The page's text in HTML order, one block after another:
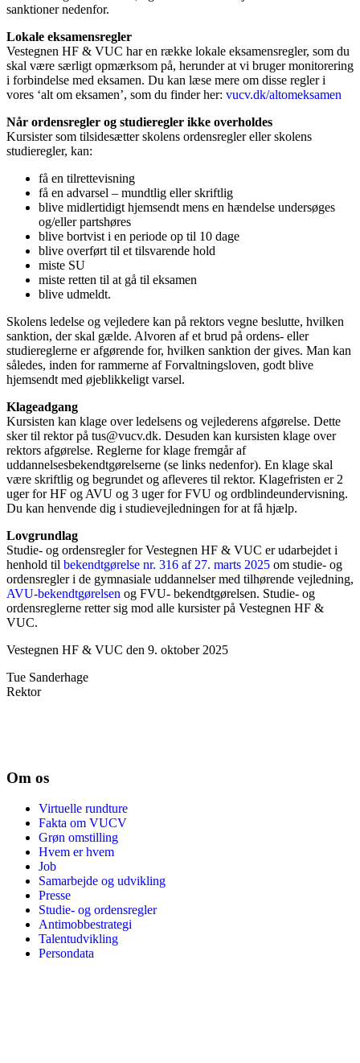
sanktioner nedenfor.
Lokale eksamensregler
Vestegnen HF & VUC har en række lokale eksamensregler, som du
skal være særligt opmærksom på, herunder at vi bruger monitorering
i forbindelse med eksamen. Du kan læse mere om disse regler i
vores ‘alt om eksamen’, som du finder her: vucv.dk/altomeksamen
Når ordensregler og studieregler ikke overholdes
Kursister som tilsidesætter skolens ordensregler eller skolens
studieregler, kan:
få en tilrettevisning
få en advarsel – mundtlig eller skriftlig
blive midlertidigt hjemsendt mens en hændelse undersøges
og/eller partshøres
blive bortvist i en periode op til 10 dage
blive overført til et tilsvarende hold
miste SU
miste retten til at gå til eksamen
blive udmeldt.
Skolens ledelse og vejledere kan på rektors vegne beslutte, hvilken
sanktion, der skal gælde. Alvoren af et brud på ordens- eller
studiereglerne er afgørende for, hvilken sanktion der gives. Man kan
således, inden for rammerne af Forvaltningsloven, godt blive
hjemsendt med øjeblikkeligt varsel.
Klageadgang
Kursisten kan klage over ledelsens og vejlederens afgørelse. Dette
sker til rektor på tus@vucv.dk. Desuden kan kursisten klage over
rektors afgørelse. Reglerne for klage fremgår af
uddannelsesbekendtgørelserne (se links nedenfor). En klage skal
være skriftlig og begrundet og afleveres til rektor. Klagefristen er 2
uger for HF og AVU og 3 uger for FVU og ordblindeundervisning.
Du kan henvende dig i studievejledningen for at få hjælp.
Lovgrundlag
Studie- og ordensregler for Vestegnen HF & VUC er udarbejdet i
henhold til bekendtgørelse nr. 316 af 27. marts 2025 om studie- og
ordensregler i de gymnasiale uddannelser med tilhørende vejledning,
AVU-bekendtgørelsen og FVU- bekendtgørelsen. Studie- og
ordensreglerne retter sig mod alle kursister på Vestegnen HF &
VUC.
Vestegnen HF & VUC den 9. oktober 2025
Tue Sanderhage
Rektor
Om os
Virtuelle rundture
Fakta om VUCV
Grøn omstilling
Hvem er hvem
Job
Samarbejde og udvikling
Presse
Studie- og ordensregler
Antimobbestrategi
Talentudvikling
Persondata